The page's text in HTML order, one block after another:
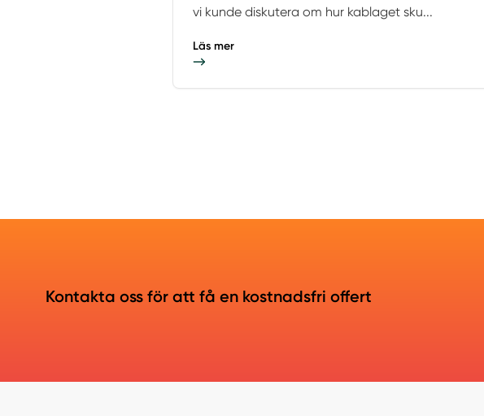
vi kunde diskutera om hur kablaget sku...
Läs mer
Kontakta oss för att få en kostnadsfri offert